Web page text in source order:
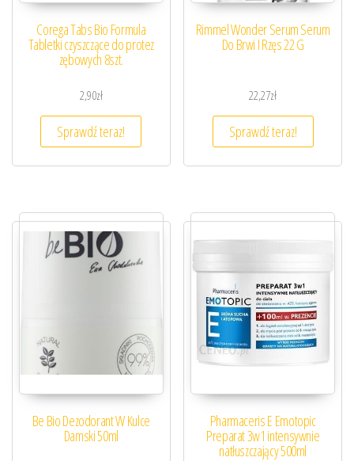
Corega Tabs Bio Formula
Tabletki czyszczące do protez
zębowych 8szt.
2,90zł
Sprawdź teraz!
Rimmel Wonder Serum Serum
Do Brwi I Rzęs 22 G
22,27zł
Sprawdź teraz!
Be Bio Dezodorant W Kulce
Damski 50ml
Pharmaceris E Emotopic
Preparat 3w1 intensywnie
natłuszczający 500ml